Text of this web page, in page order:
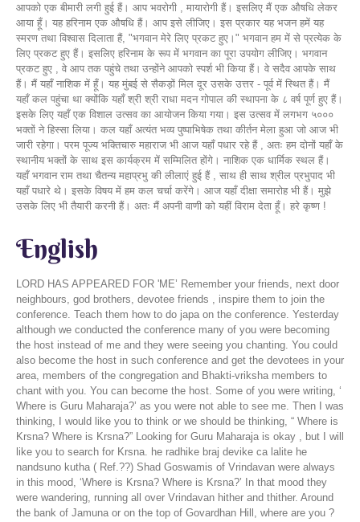
आपको एक बीमारी लगी हुई हैं। आप भवरोगी , मायारोगी हैं। इसलिए मैं एक औषधि लेकर
आया हूँ। यह हरिनाम एक औषधि हैं। आप इसे लीजिए। इस प्रकार यह भजन हमें यह
स्मरण तथा विश्वास दिलाता हैं, "भगवान मेरे लिए प्रकट हुए।" भगवान हम में से प्रत्येक के
लिए प्रकट हुए हैं। इसलिए हरिनाम के रूप में भगवान का पूरा उपयोग लीजिए। भगवान
प्रकट हुए , वे आप तक पहुंचे तथा उन्होंने आपको स्पर्श भी किया हैं। वे सदैव आपके साथ
हैं। मैं यहाँ नाशिक में हूँ। यह मुंबई से सैकड़ों मिल दूर उसके उत्तर - पूर्व में स्थित हैं। मैं
यहाँ कल पहुंचा था क्योंकि यहाँ श्री श्री राधा मदन गोपाल की स्थापना के ८ वर्ष पूर्ण हुए हैं।
इसके लिए यहाँ एक विशाल उत्सव का आयोजन किया गया। इस उत्सव में लगभग ५०००
भक्तों ने हिस्सा लिया। कल यहाँ अत्यंत भव्य पुष्पाभिषेक तथा कीर्तन मेला हुआ जो आज भी
जारी रहेगा। परम पूज्य भक्तिचारु महाराज भी आज यहाँ पधार रहे हैं , अतः हम दोनों यहाँ के
स्थानीय भक्तों के साथ इस कार्यक्रम में सम्मिलित होंगे। नाशिक एक धार्मिक स्थल हैं।
यहाँ भगवान राम तथा चैतन्य महाप्रभु की लीलाएं हुई हैं , साथ ही साथ श्रील प्रभुपाद भी
यहाँ पधारे थे। इसके विषय में हम कल चर्चा करेंगे। आज यहाँ दीक्षा समारोह भी हैं। मुझे
उसके लिए भी तैयारी करनी हैं। अतः मैं अपनी वाणी को यहीं विराम देता हूँ। हरे कृष्ण !
English
LORD HAS APPEARED FOR 'ME’ Remember your friends, next door
neighbours, god brothers, devotee friends , inspire them to join the
conference. Teach them how to do japa on the conference. Yesterday
although we conducted the conference many of you were becoming
the host instead of me and they were seeing you chanting. You could
also become the host in such conference and get the devotees in your
area, members of the congregation and Bhakti-vriksha members to
chant with you. You can become the host. Some of you were writing, ‘
Where is Guru Maharaja?’ as you were not able to see me. Then I was
thinking, I would like you to think or we should be thinking, “ Where is
Krsna? Where is Krsna?” Looking for Guru Maharaja is okay , but I will
like you to search for Krsna. he radhike braj devike ca lalite he
nandsuno kutha ( Ref.??) Shad Goswamis of Vrindavan were always
in this mood, ‘Where is Krsna? Where is Krsna?’ In that mood they
were wandering, running all over Vrindavan hither and thither. Around
the bank of Jamuna or on the top of Govardhan Hill, where are you ?